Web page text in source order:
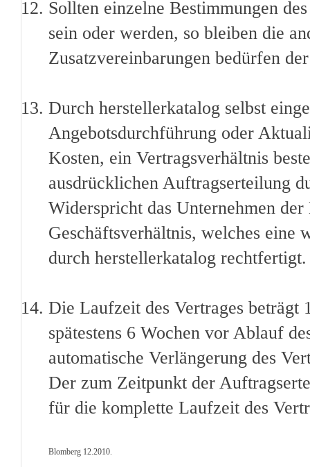
Sollten einzelne Bestimmungen
sein oder werden, so bleiben die
Zusatzvereinbarungen bedürfen
Durch herstellerkatalog selbst
Angebotsdurchführung oder
Kosten, ein Vertragsverhältnis
ausdrücklichen Auftragserteilung
Widerspricht das Unternehmen
Geschäftsverhältnis, welches eine
durch herstellerkatalog rechtfertigt.
Die Laufzeit des Vertrages
spätestens 6 Wochen vor Ablauf
automatische Verlängerung des
Der zum Zeitpunkt der
für die komplette Laufzeit des
Blomberg 12.2010.